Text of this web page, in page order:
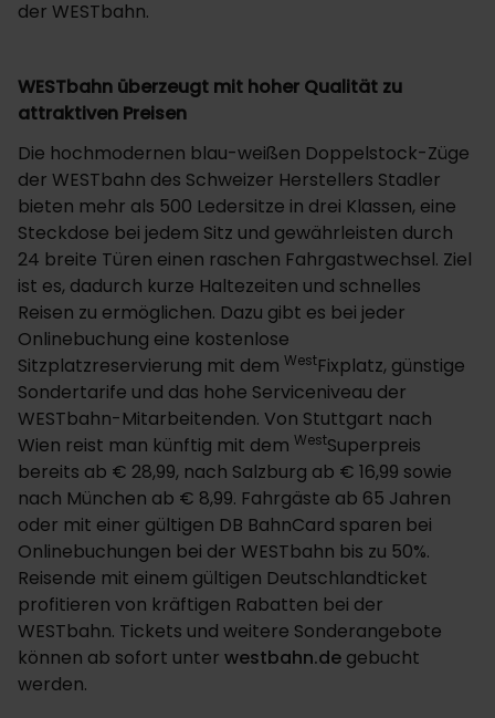
der WESTbahn.
WESTbahn überzeugt mit hoher Qualität zu
attraktiven Preisen
Die hochmodernen blau-weißen Doppelstock-Züge
der WESTbahn des Schweizer Herstellers Stadler
bieten mehr als 500 Ledersitze in drei Klassen, eine
Steckdose bei jedem Sitz und gewährleisten durch
24 breite Türen einen raschen Fahrgastwechsel. Ziel
ist es, dadurch kurze Haltezeiten und schnelles
Reisen zu ermöglichen. Dazu gibt es bei jeder
Onlinebuchung eine kostenlose
Sitzplatzreservierung mit dem WestFixplatz, günstige
Sondertarife und das hohe Serviceniveau der
WESTbahn-Mitarbeitenden. Von Stuttgart nach
Wien reist man künftig mit dem WestSuperpreis
bereits ab € 28,99, nach Salzburg ab € 16,99 sowie
nach München ab € 8,99. Fahrgäste ab 65 Jahren
oder mit einer gültigen DB BahnCard sparen bei
Onlinebuchungen bei der WESTbahn bis zu 50%.
Reisende mit einem gültigen Deutschlandticket
profitieren von kräftigen Rabatten bei der
WESTbahn. Tickets und weitere Sonderangebote
können ab sofort unter westbahn.de gebucht
werden.